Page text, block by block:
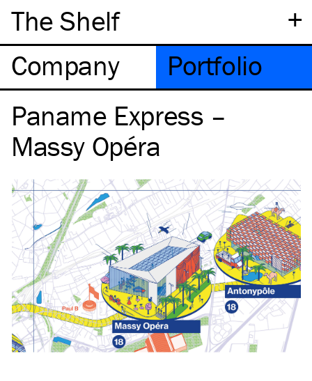
+
The Shelf
Company
Portfolio
Paname Express –
Massy Opéra